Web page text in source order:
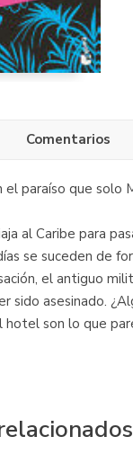
Comentarios
el paraíso que solo
al Caribe para
se suceden de
el antiguo
sido asesinado.
son lo que